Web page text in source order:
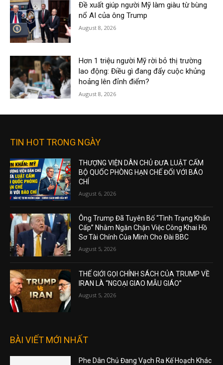
Đề xuất giúp người Mỹ làm giàu từ bùng
nổ AI của ông Trump
August 8, 2026
Hơn 1 triệu người Mỹ rời bỏ thị trường
lao động: Điều gì đang đẩy cuộc khủng
hoảng lên đỉnh điểm?
August 8, 2026
TIN HOT TRONG NGÀY
THƯỢNG VIỆN DÂN CHỦ ĐƯA LUẬT CẤM
BỘ QUỐC PHÒNG HẠN CHẾ ĐỐI VỚI BÁO
CHÍ
August 6, 2026
Ông Trump Đã Tuyên Bố “Tình Trạng Khẩn
Cấp” Nhằm Ngăn Chặn Việc Công Khai Hồ
Sơ Tài Chính Của Mình Cho Đài BBC
August 5, 2026
THẾ GIỚI GỌI CHÍNH SÁCH CỦA TRUMP VỀ
IRAN LÀ “NGOẠI GIAO MẪU GIÁO”
August 5, 2026
BÀI VIẾT MỚI NHẤT
Phe Dân Chủ Đang Vạch Ra Kế Hoạch Khác